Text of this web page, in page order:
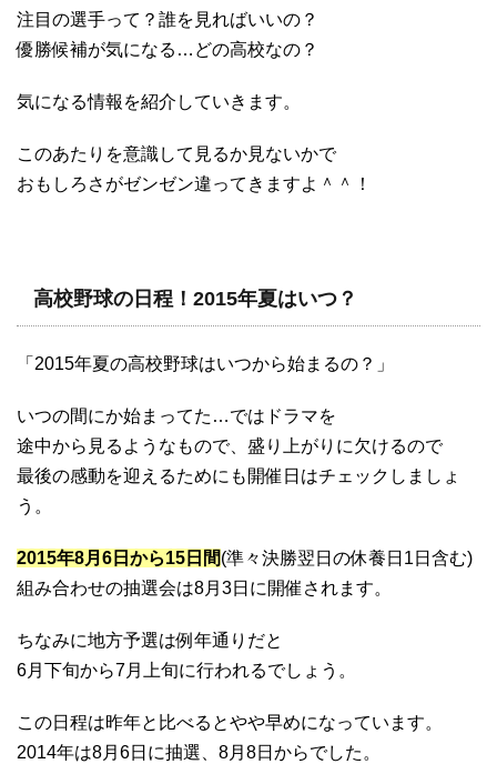
注目の選手って？誰を見ればいいの？
優勝候補が気になる…どの高校なの？
気になる情報を紹介していきます。
このあたりを意識して見るか見ないかで
おもしろさがゼンゼン違ってきますよ＾＾！
高校野球の日程！2015年夏はいつ？
「2015年夏の高校野球はいつから始まるの？」
いつの間にか始まってた…ではドラマを
途中から見るようなもので、盛り上がりに欠けるので
最後の感動を迎えるためにも開催日はチェックしましょ
う。
2015年8月6日から15日間(準々決勝翌日の休養日1日含む)
組み合わせの抽選会は8月3日に開催されます。
ちなみに地方予選は例年通りだと
6月下旬から7月上旬に行われるでしょう。
この日程は昨年と比べるとやや早めになっています。
2014年は8月6日に抽選、8月8日からでした。